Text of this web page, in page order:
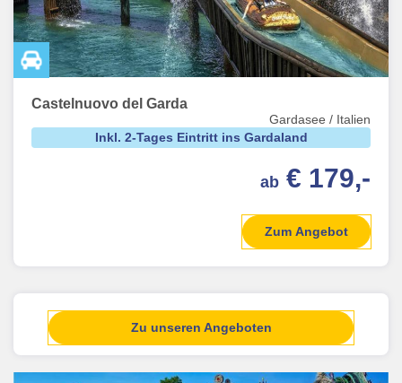
Castelnuovo del Garda
Gardasee / Italien
Inkl. 2-Tages Eintritt ins Gardaland
ab € 179,-
Zum Angebot
Zu unseren Angeboten